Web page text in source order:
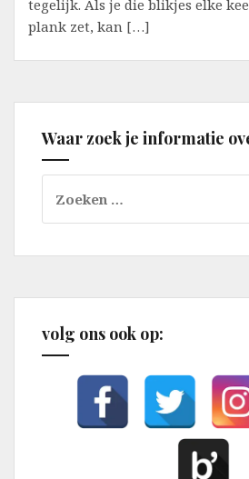
tegelijk. Als je die blikjes elke
plank zet, kan […]
Waar zoek je informatie
naar:
volg ons ook op: